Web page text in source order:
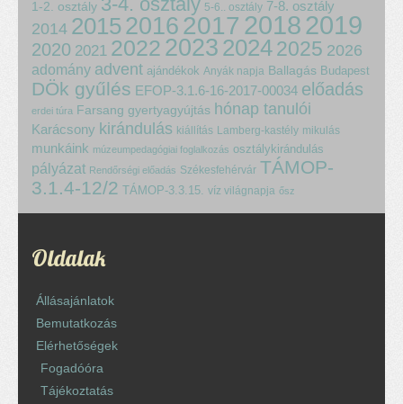
1-2. osztály 3-4. osztály 5-6.. osztály 7-8. osztály
2014 2015 2016 2017 20182019
2020 2021 2022 2023 20242025 2026
adomány advent ajándékok Anyák napja Ballagás Budapest
DÖk gyűlés EFOP-3.1.6-16-2017-00034 előadás
erdei túra Farsang gyertyagyújtás hónap tanulói
Karácsony kirándulás kiállítás Lamberg-kastély mikulás
munkáink múzeumpedagógiai foglalkozás osztálykirándulás
pályázat Rendőrségi előadás Székesfehérvár TÁMOP-
3.1.4-12/2 TÁMOP-3.3.15. víz világnapja ősz
Oldalak
Állásajánlatok
Bemutatkozás
Elérhetőségek
Fogadóóra
Tájékoztatás